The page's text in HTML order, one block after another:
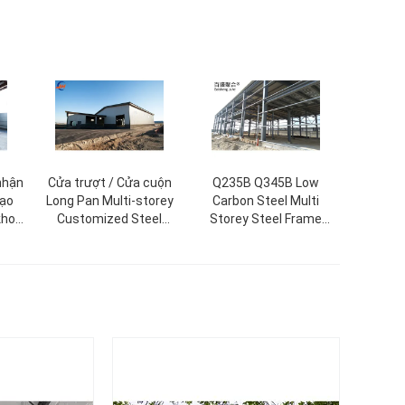
Cửa trượt / Cửa cuộn
Long Pan Multi-storey
Customized Steel
Q235B Q345B Low
Carbon Steel Multi
Storey Steel Frame